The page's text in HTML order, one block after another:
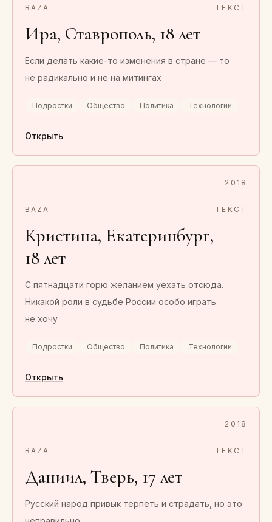
BAZA ТЕКСТ
Ира, Ставрополь, 18 лет
Если делать какие-то изменения в стране — то
не радикально и не на митингах
Подростки Общество Политика Технологии
Открыть
2018
BAZA ТЕКСТ
Кристина, Екатеринбург,
18 лет
С пятнадцати горю желанием уехать отсюда.
Никакой роли в судьбе России особо играть
не хочу
Подростки Общество Политика Технологии
Открыть
2018
BAZA ТЕКСТ
Даниил, Тверь, 17 лет
Русский народ привык терпеть и страдать, но это